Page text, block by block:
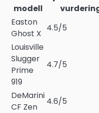
modell
Easton
Ghost X
4.5/5
Louisville
Slugger
Prime
919
4.7/5
DeMarini
CF Zen
4.6/5